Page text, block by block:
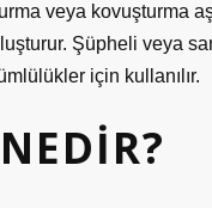
veya kovuşturma
Şüpheli veya
için kullanılır.